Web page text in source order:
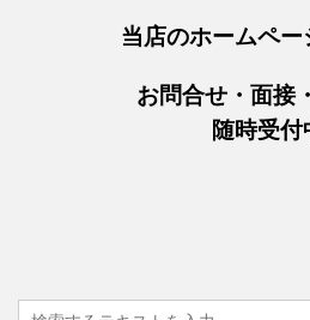
当店のホームペー
お問合せ・面接
随時受付